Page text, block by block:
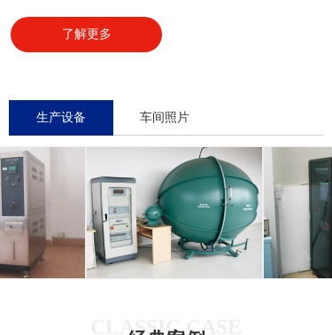
了解更多
生产设备 车间照片
CLASSIC CASE